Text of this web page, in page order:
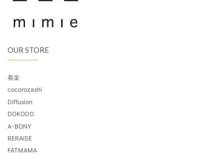
OUR STORE
着楽
cocorozashi
Diffusion
DOKODO
A-BONY
RERAISE
FATMAMA